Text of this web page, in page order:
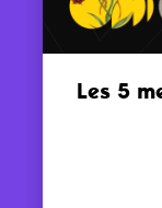
Les 5